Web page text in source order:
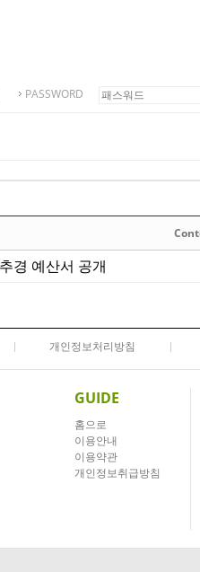
PASSWORD
경 예산서 공개
개인정보처리방침
GUIDE
홈으로
이용안내
이용약관
개인정보취급방침